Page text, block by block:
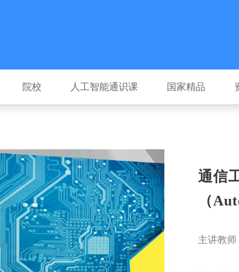
院校 人工智能通识课 国家精品
通信
（
主讲教师